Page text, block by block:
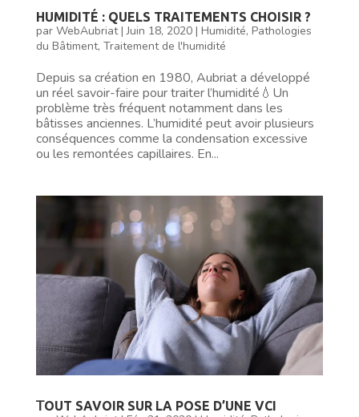
HUMIDITÉ : QUELS TRAITEMENTS CHOISIR ?
par WebAubriat|Juin 18, 2020| Humidité, Pathologies
du Bâtiment, Traitement de l'humidité
Depuis sa création en 1980, Aubriat a développé
un réel savoir-faire pour traiter l’humidité💧Un
problème très fréquent notamment dans les
bâtisses anciennes. L’humidité peut avoir plusieurs
conséquences comme la condensation excessive
ou les remontées capillaires. En...
𝖳OUT SAVOIR SUR LA POSE D’UNE VCI